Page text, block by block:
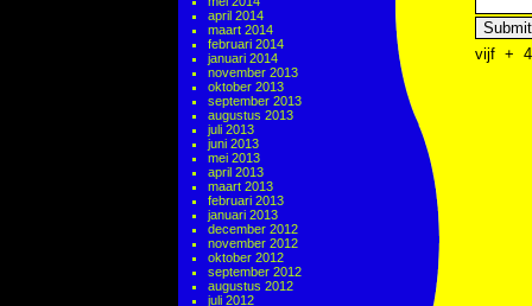
april 2014
maart 2014
februari 2014
januari 2014
november 2013
oktober 2013
september 2013
augustus 2013
juli 2013
juni 2013
mei 2013
april 2013
maart 2013
februari 2013
januari 2013
december 2012
november 2012
oktober 2012
september 2012
augustus 2012
juli 2012
vijf + 4